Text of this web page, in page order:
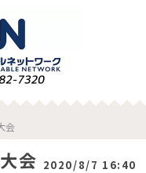
会
会 2020/8/7 16:40